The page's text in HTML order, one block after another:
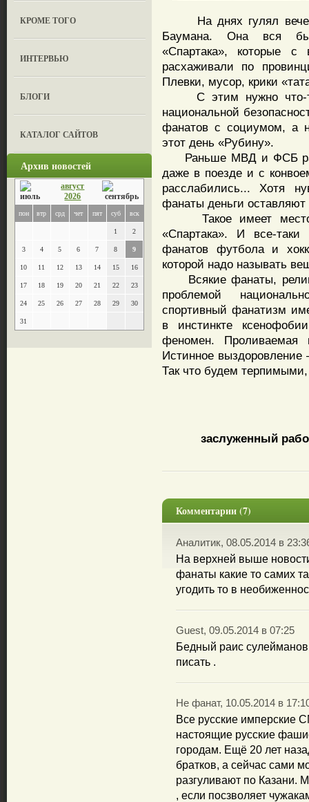
КРОМЕ ТОГО
ИНТЕРВЬЮ
БЛОГИ
КАТАЛОГ САЙТОВ
Архив новостей
август
2026
пон втр срд чет пят суб вск
1 2
3 4 5 6 7 8 9
10 11 12 13 14 15 16
17 18 19 20 21 22 23
24 25 26 27 28 29 30
31
На днях гулял
Баумана. Она вся
«Спартака», которые с
расхаживали по
Плевки, мусор, крики
С этим нужно что-то
национальной
фанатов с социумом, а
этот день «Рубину».
Раньше МВД и ФСБ
даже в поезде и с
расслабились... Хотя
фанаты деньги
Такое имеет место
«Спартака». И все-
фанатов футбола и
которой надо называть
Всякие фанаты,
проблемой
спортивный фанатизм
в инстинкте
феномен. Проливаемая
Истинное
Так что будем
заслуженный
Комментарии (7)
Аналитик, 08.05.2014 в
На верхней выше
фанаты какие то самих
угодить то в
Guest, 09.05.2014 в 07:25
Бедный раис
писать .
Не фанат, 10.05.2014 в
Все русские имперские
настоящие русские
городам. Ещё 20 лет
братков, а сейчас сами
разгуливают по Казани.
, если посзволяет